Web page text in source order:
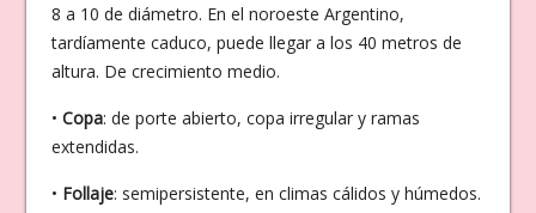
8 a 10 de diámetro. En el noroeste Argentino,
tardíamente caduco, puede llegar a los 40 metros de
altura. De crecimiento medio.
• Copa: de porte abierto, copa irregular y ramas
extendidas.
• Follaje: semipersistente, en climas cálidos y húmedos.